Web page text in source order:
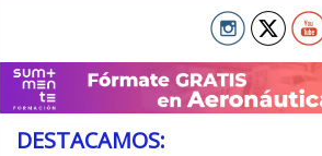
DESTACAMOS: